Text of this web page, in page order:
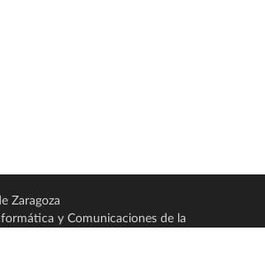
Zaragoza
y Comunicaciones de la